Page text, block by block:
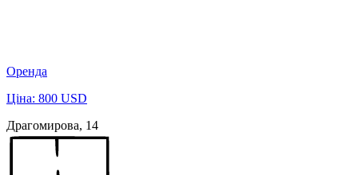
Оренда
Ціна: 800 USD
Драгомирова, 14